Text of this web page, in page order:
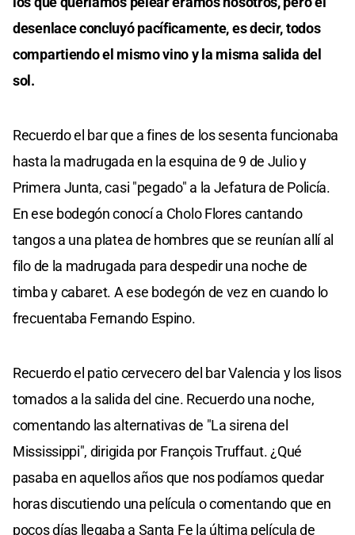
desenlace concluyó pacíficamente, es decir, todos
compartiendo el mismo vino y la misma salida del
sol.
Recuerdo el bar que a fines de los sesenta funcionaba
hasta la madrugada en la esquina de 9 de Julio y
Primera Junta, casi "pegado" a la Jefatura de Policía.
En ese bodegón conocí a Cholo Flores cantando
tangos a una platea de hombres que se reunían allí al
filo de la madrugada para despedir una noche de
timba y cabaret. A ese bodegón de vez en cuando lo
frecuentaba Fernando Espino.
Recuerdo el patio cervecero del bar Valencia y los lisos
tomados a la salida del cine. Recuerdo una noche,
comentando las alternativas de "La sirena del
Mississippi", dirigida por François Truffaut. ¿Qué
pasaba en aquellos años que nos podíamos quedar
horas discutiendo una película o comentando que en
pocos días llegaba a Santa Fe la última película de